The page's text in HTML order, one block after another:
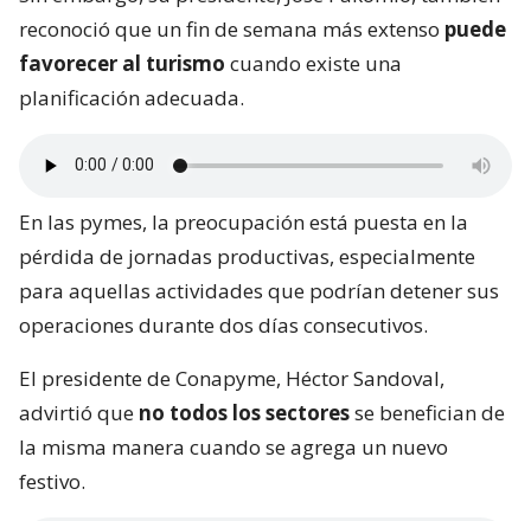
reconoció que un fin de semana más extenso puede
favorecer al turismo cuando existe una
planificación adecuada.
En las pymes, la preocupación está puesta en la
pérdida de jornadas productivas, especialmente
para aquellas actividades que podrían detener sus
operaciones durante dos días consecutivos.
El presidente de Conapyme, Héctor Sandoval,
advirtió que no todos los sectoresse benefician de
la misma manera cuando se agrega un nuevo
festivo.